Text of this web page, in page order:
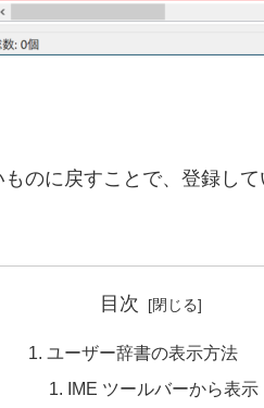
のに戻すことで、登録し
目次
ユーザー辞書の表示方法
IME ツールバーから表示